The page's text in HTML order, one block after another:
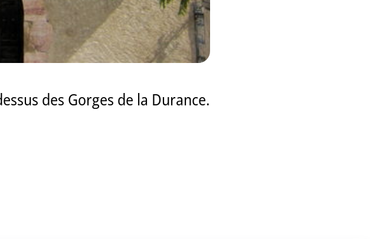
des Gorges de la Durance.